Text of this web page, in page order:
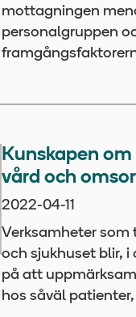
mottagningen
personalgruppen
Kunskapen
vård och
2022-04-11
Verksamheter
och sjukhuset blir,
på att
hos såväl